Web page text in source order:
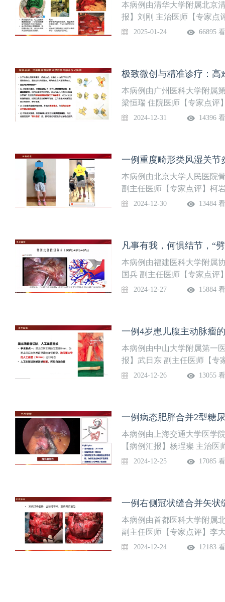
本病例由清华大学附属北京
报】刘刚 主治医师【专家点
例，了解腹膜癌的诊断治疗
2025-01-24 66895
极致微创与精准诊疗：高
本病例由广州医科大学附属
梁恒瑞 住院医师【专家点评
皮样癌的规范化诊断流程与
2024-12-31 14396
一例重度畸形类风湿关节
本病例由北京大学人民医院
副主任医师【专家点评】柯
手术期用药管理分享重度畸
2024-12-30 13484
本病例由福建医科大学附属
国兵 副主任医师【专家点评
点】通过三维重建技术建立
2024-12-27 15884
一例4岁患儿腹主动脉瘤
本病例由中山大学附属第一
报】武日东 副主任医师【专
动脉瘤的术前评估要点与围
2024-12-26 13055
一例病态肥胖合并2型糖
本病例由上海交通大学医学
【病例汇报】杨珵璨 主治
态肥胖人群的常见合并症熟
2024-12-25 17085
一例右侧冠状缝合并矢状
本病例由首都医科大学附属
副主任医师【专家点评】李
具体操作掌握术后管理要点
2024-12-24 12183